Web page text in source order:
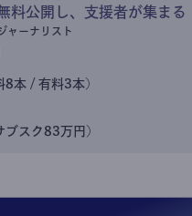
料公開し、支援者が集まる
ャーナリスト
8本 / 有料3本)
ブスク83万円)